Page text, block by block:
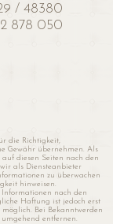
/ 48380
878 050
die Richtigkeit,
Gewähr übernehmen. Als
diesen Seiten nach den
als Diensteanbieter
zu überwachen
hinweisen.
nach den
Haftung ist jedoch erst
Bei Bekanntwerden
entfernen.